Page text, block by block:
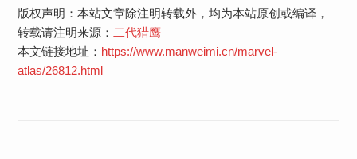
版权声明：本站文章除注明转载外，均为本站原创或编译，
转载请注明来源： 二代猎鹰
本文链接地址： https://www.manweimi.cn/marvel-
atlas/26812.html